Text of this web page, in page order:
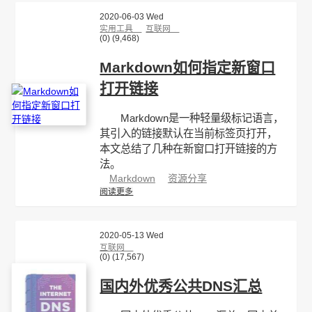
2020-06-03 Wed
实用工具
互联网
(0) (9,468)
Markdown如何指定新窗口
打开链接
Markdown是一种轻量级标记语言，
其引入的链接默认在当前标签页打开，
本文总结了几种在新窗口打开链接的方
法。
Markdown 资源分享
阅读更多
2020-05-13 Wed
互联网
(0) (17,567)
国内外优秀公共DNS汇总